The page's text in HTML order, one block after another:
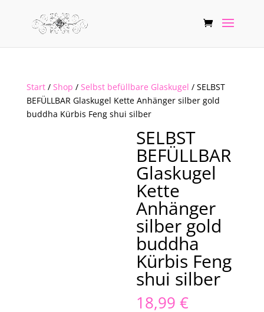
Start/ Shop / Selbst befüllbare Glaskugel / SELBST
BEFÜLLBAR Glaskugel Kette Anhänger silber gold
buddha Kürbis Feng shui silber
SELBST
BEFÜLLBAR
Glaskugel
Kette
Anhänger
silber gold
buddha
Kürbis Feng
shui silber
18,99€